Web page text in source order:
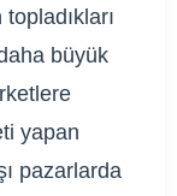
büyük
yapan
pazarlarda